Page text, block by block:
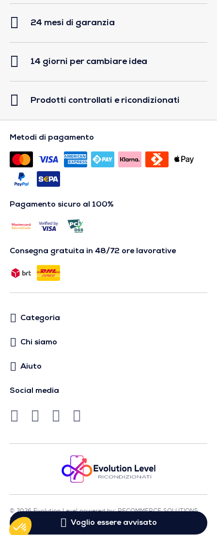
Voglio essere avvisato
24 mesi di garanzia
14 giorni per cambiare idea
Prodotti controllati e ricondizionati
Metodi di pagamento
Pagamento sicuro al 100%
Consegna gratuita in 48/72 ore lavorative
Categoria
Chi siamo
Aiuto
Social media
© 2026 Evolution Level powered by: RECOMMERCE SOLUTIONS
SA - Sede in Avenue Lénine, 54 - 94250 Gentilly - Francia
- P.IVA FR01513969402 - Tutti i diritti riservati